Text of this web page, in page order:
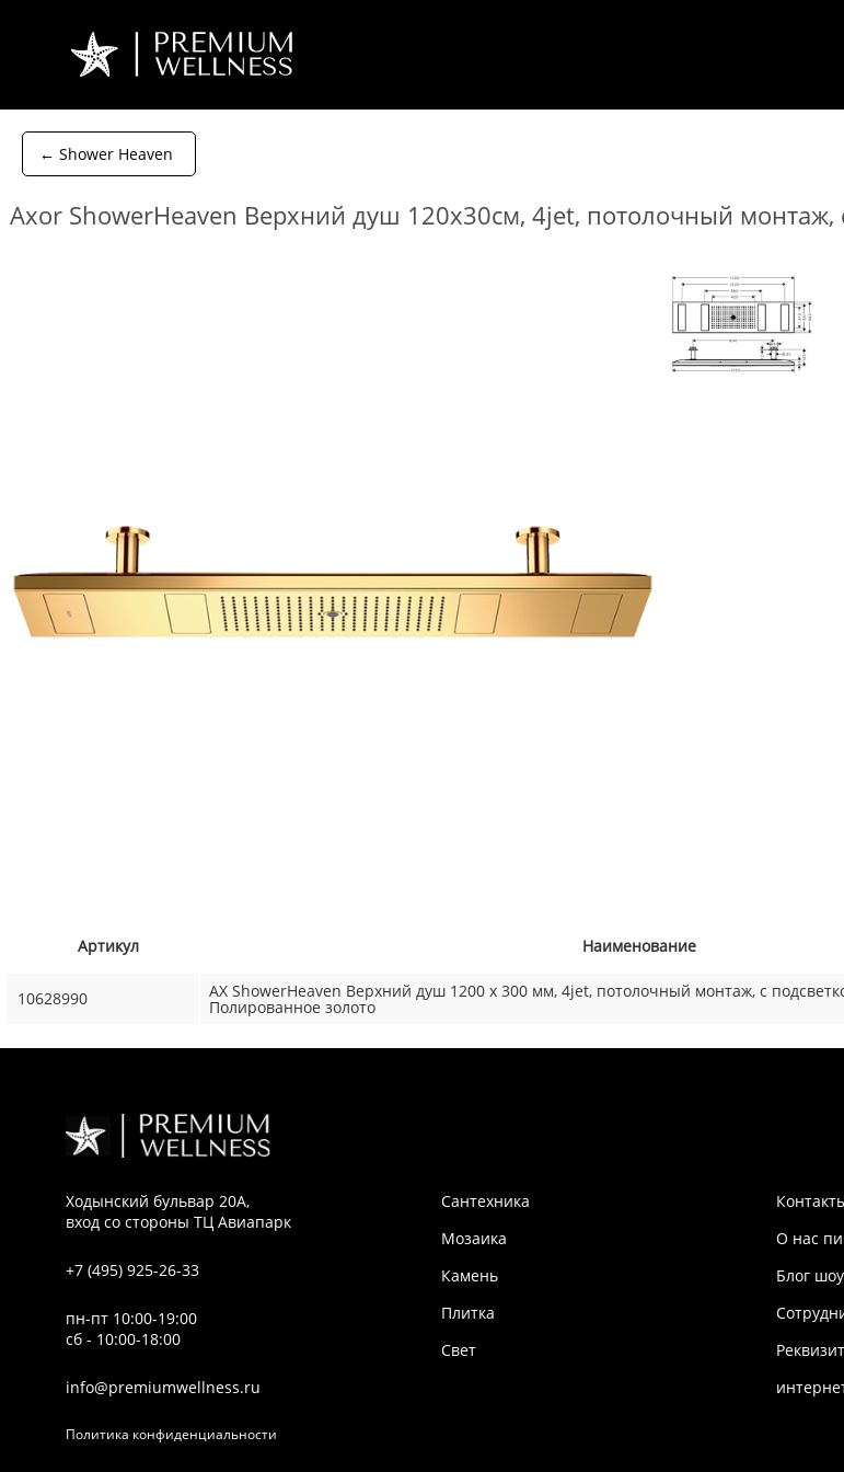
← Shower Heaven
Axor ShowerHeaven Верхний душ 120x30см, 4jet, потолочный монтаж,
Артикул Наименование
10628990 AX ShowerHeaven Верхний душ 1200 x 300 мм, 4jet, потолочный монтаж, c
Полированное золото
Ходынский бульвар 20А,
вход со стороны ТЦ Авиапарк
+7 (495) 925-26-33
пн-пт 10:00-19:00
сб - 10:00-18:00
info@premiumwellness.ru
Политика конфиденциальности
Сантехника
Мозаика
Камень
Плитка
Свет
О нас
Блог